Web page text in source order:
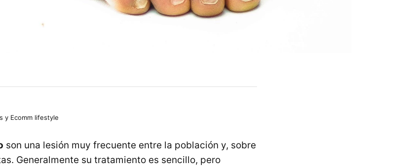
y Ecomm lifestyle
son una lesión muy frecuente entre la población y, sobre
Generalmente su tratamiento es sencillo, pero